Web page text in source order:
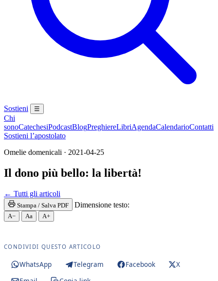
Sostieni ☰
Chi
sonoCatechesiPodcastBlogPreghiereLibriAgendaCalendarioContatti
Sostieni l’apostolato
Omelie domenicali · 2021-04-25
Il dono più bello: la libertà!
← Tutti gli articoli
Stampa / Salva PDF Dimensione testo:
A− Aa A+
CONDIVIDI QUESTO ARTICOLO
WhatsApp Telegram Facebook
X